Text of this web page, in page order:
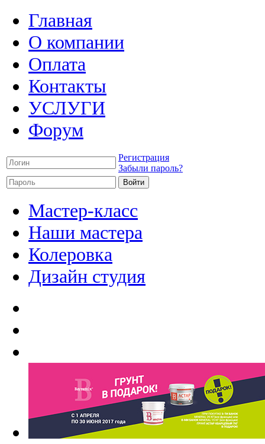
Главная
О компании
Оплата
Контакты
УСЛУГИ
Форум
Регистрация
Забыли пароль?
Мастер-класс
Наши мастера
Колеровка
Дизайн студия